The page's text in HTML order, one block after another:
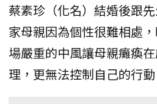
蔡素珍（化名）結婚後跟
家母親因為個性很難相處
場嚴重的中風讓母親癱瘓
理，更無法控制自己的行